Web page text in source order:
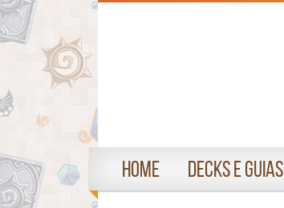
Home Decks e Guias